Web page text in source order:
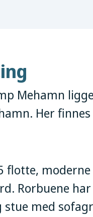
Mehamn
Her
flotte,
Rorbuene
stue med